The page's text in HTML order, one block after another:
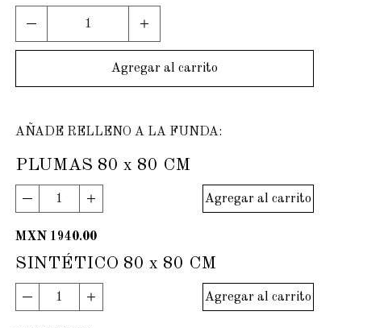
Agregar al carrito
AÑADE RELLENO A LA FUNDA:
PLUMAS 80 x 80 CM
MXN 1940.00
Agregar al carrito
SINTÉTICO 80 x 80 CM
Agregar al carrito